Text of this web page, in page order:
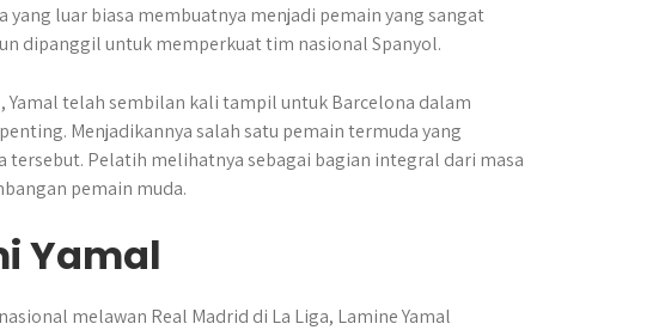
luar biasa membuatnya menjadi pemain yang sangat
dipanggil untuk memperkuat tim nasional Spanyol.
Yamal telah sembilan kali tampil untuk Barcelona dalam
Menjadikannya salah satu pemain termuda yang
Pelatih melihatnya sebagai bagian integral dari masa
pemain muda.
Yamal
melawan Real Madrid di La Liga, Lamine Yamal